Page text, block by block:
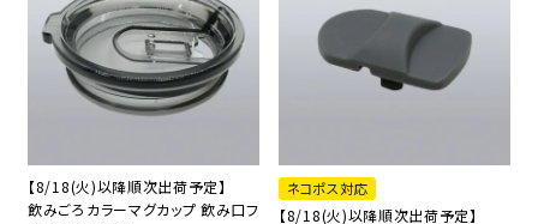
【8/18(火)以降順次出荷予定】
飲みごろカラーマグカップ 飲み口フ
ネコポス対応
【8/18(火)以降順次出荷予定】